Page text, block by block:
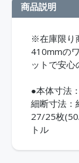
商品説明
※在庫限り
410mmの
ットで安心
●本体寸法
細断寸法
27/25枚
トル